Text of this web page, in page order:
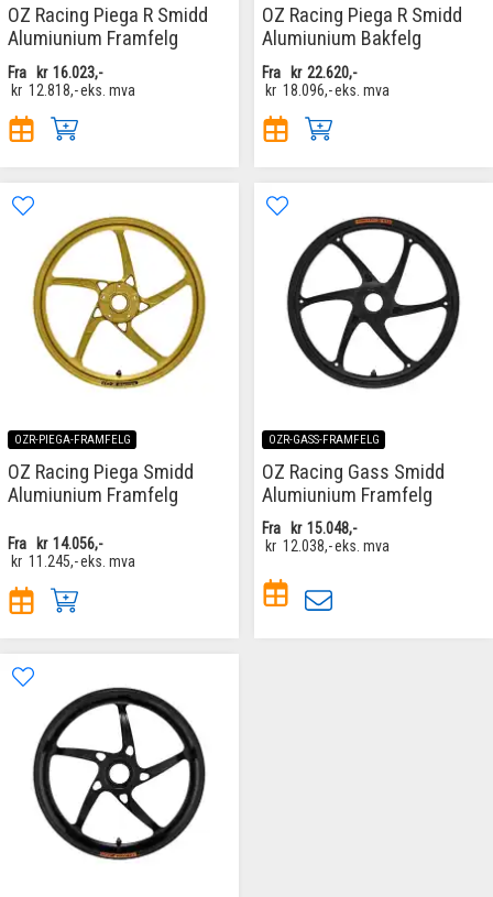
OZ Racing Piega R Smidd
Alumiunium Framfelg
Fra kr 16.023,-
kr 12.818,-eks. mva
OZ Racing Piega R Smidd
Alumiunium Bakfelg
Fra kr 22.620,-
kr 18.096,-eks. mva
OZR-PIEGA-FRAMFELG
OZ Racing Piega Smidd
Alumiunium Framfelg
Fra kr 14.056,-
kr 11.245,-eks. mva
OZR-GASS-FRAMFELG
OZ Racing Gass Smidd
Alumiunium Framfelg
Fra kr 15.048,-
kr 12.038,-eks. mva